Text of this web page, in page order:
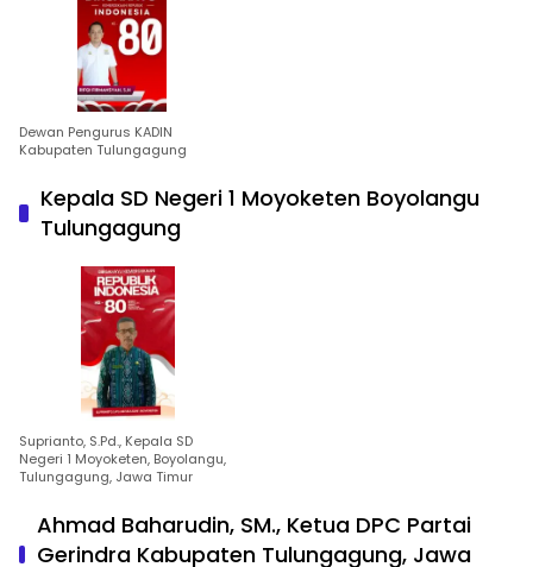
Dewan Pengurus KADIN
Kabupaten Tulungagung
Kepala SD Negeri 1 Moyoketen Boyolangu
Tulungagung
Suprianto, S.Pd., Kepala SD
Negeri 1 Moyoketen, Boyolangu,
Tulungagung, Jawa Timur
Ahmad Baharudin, SM., Ketua DPC Partai
Gerindra Kabupaten Tulungagung, Jawa